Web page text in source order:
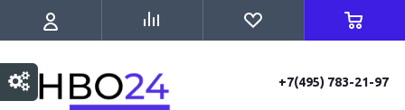
+7(495) 783-21-97